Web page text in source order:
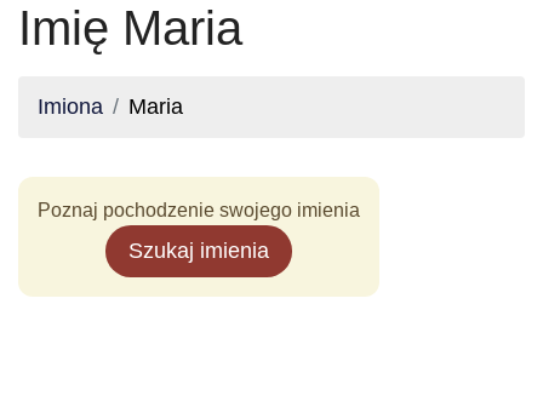
Imię Maria
Imiona Maria
Poznaj pochodzenie swojego imienia
Szukaj imienia